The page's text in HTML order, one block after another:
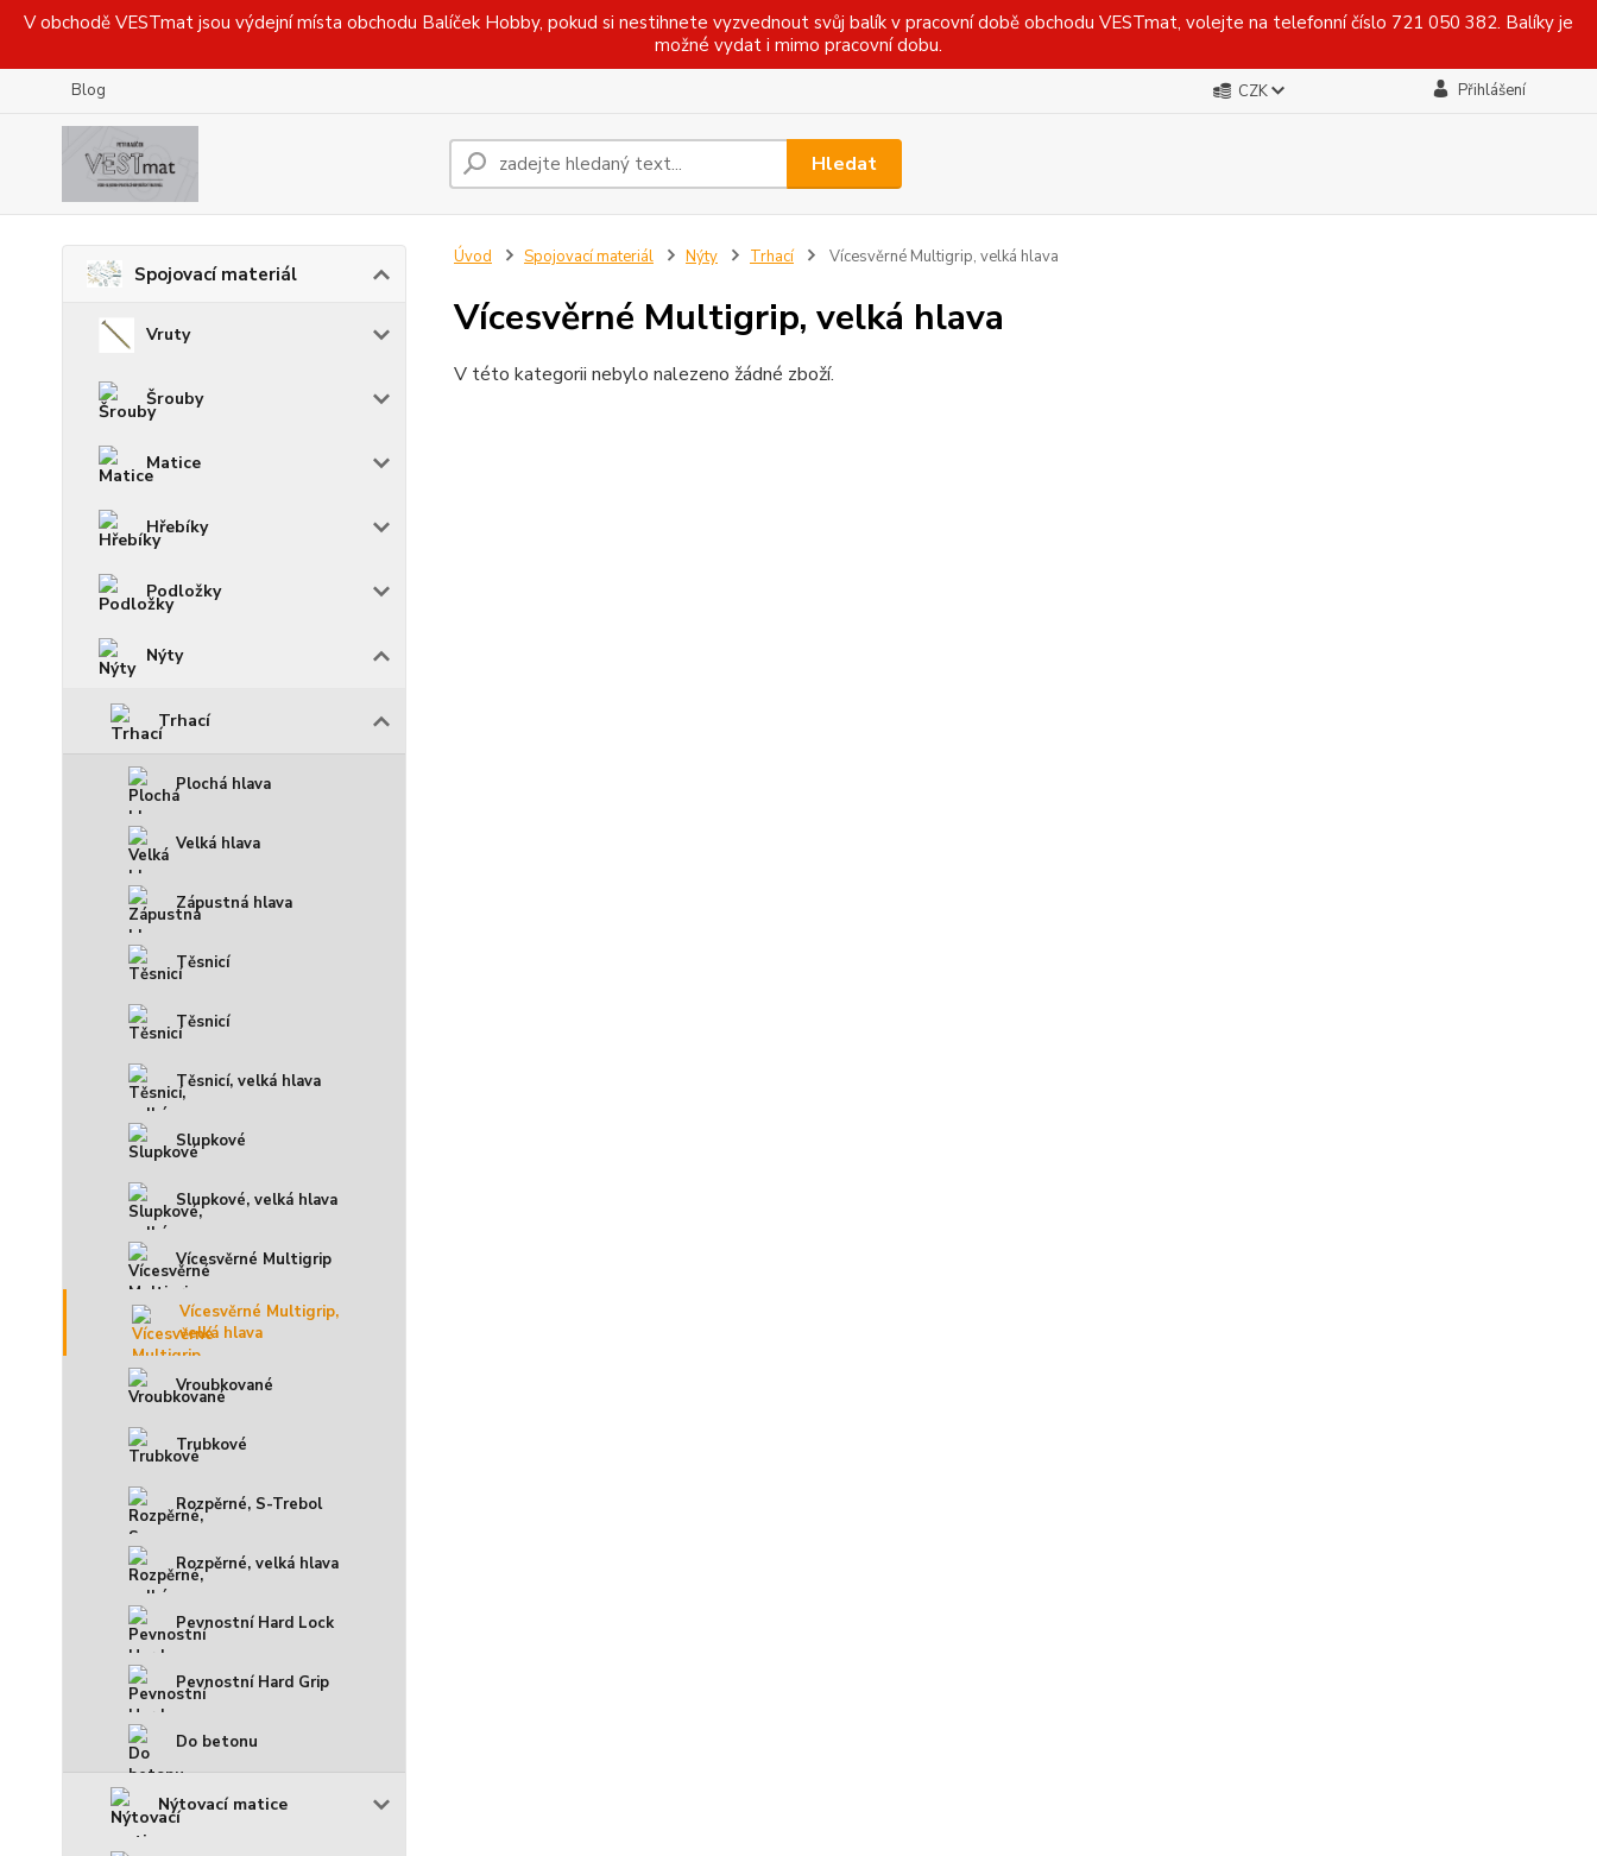
V obchodě VESTmat jsou výdejní místa obchodu Balíček Hobby, pokud si nestihnete vyzvednout svůj balík v pracovní době obchodu VESTmat, volejte na telefonní číslo 721 050 382. Balíky je
možné vydat i mimo pracovní dobu.
Blog CZK Přihlášení
Hledat
Spojovací materiál
Vruty
Šrouby
Matice
Hřebíky
Podložky
Nýty
Trhací
Plochá hlava
Velká hlava
Zápustná hlava
Těsnicí
Těsnicí
Těsnicí, velká hlava
Slupkové
Slupkové, velká hlava
Vícesvěrné Multigrip
Vícesvěrné Multigrip,
velká hlava
Vroubkované
Trubkové
Rozpěrné, S-Trebol
Rozpěrné, velká hlava
Pevnostní Hard Lock
Pevnostní Hard Grip
Do betonu
Nýtovací matice
Úvod Spojovací materiál Nýty Trhací Vícesvěrné Multigrip, velká hlava
Vícesvěrné Multigrip, velká hlava
V této kategorii nebylo nalezeno žádné zboží.